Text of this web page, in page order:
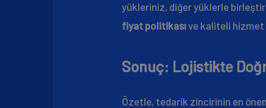
yükleriniz, diğer yüklerle
fiyat politikasıve kaliteli hizmet
Sonuç: Lojistikte
Özetle, tedarik zincirinin en